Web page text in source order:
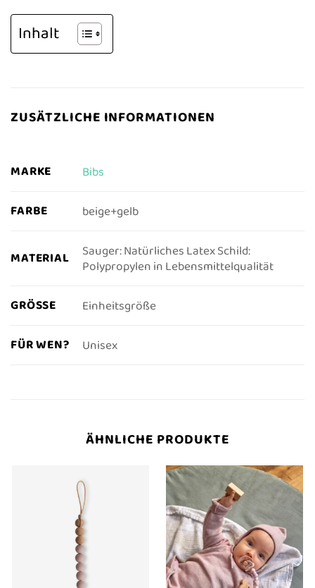
Inhalt
ZUSÄTZLICHE INFORMATIONEN
MARKE Bibs
FARBE beige+gelb
MATERIAL
Sauger: Natürliches Latex Schild:
Polypropylen in Lebensmittelqualität
GRÖSSE Einheitsgröße
FÜR WEN? Unisex
ÄHNLICHE PRODUKTE